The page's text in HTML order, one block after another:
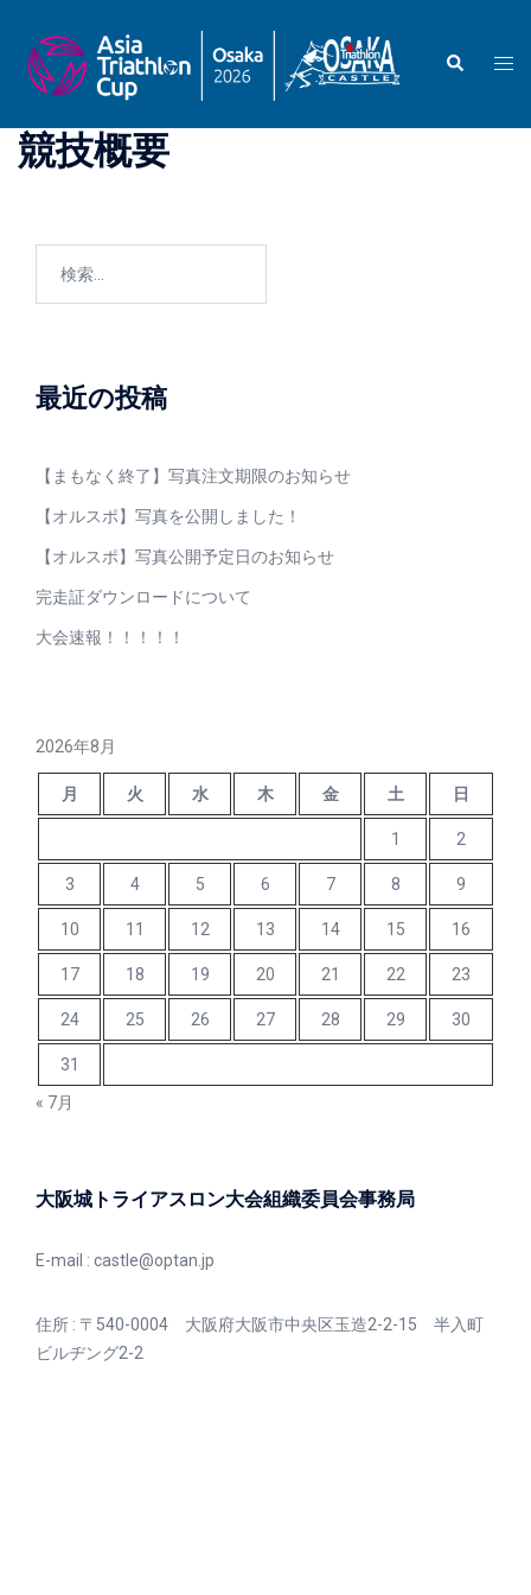
ツ
検
ト
競技概要
最近の投稿
【まもなく終了】写真注文期限のお知らせ
【オルスポ】写真を公開しました！
【オルスポ】写真公開予定日のお知らせ
完走証ダウンロードについて
大会速報！！！！！
2026年8月
月 火 水 木 金 土 日
1 2
3 4 5 6 7 8 9
10 11 12 13 14 15 16
17 18 19 20 21 22 23
24 25 26 27 28 29 30
31
« 7月
大阪城トライアスロン大会組織委員会事務局
E-mail : castle@optan.jp
住所 : 〒540-0004 大阪府大阪市中央区玉造2-2-15 半入町
ビルヂング2-2